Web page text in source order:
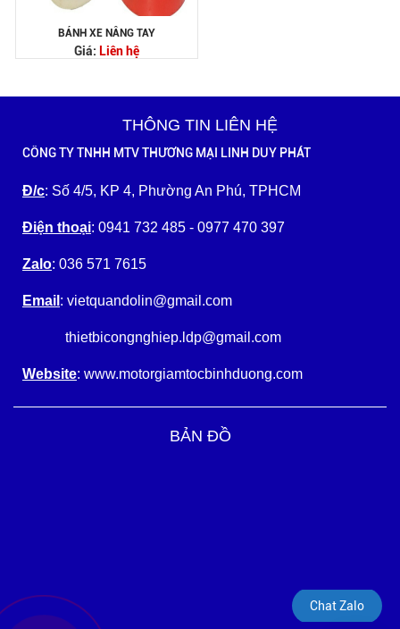
BÁNH XE NÂNG TAY
Giá: Liên hệ
THÔNG TIN LIÊN HỆ
CÔNG TY TNHH MTV THƯƠNG MẠI LINH DUY PHÁT
Đ/c: Số 4/5, KP 4, Phường An Phú, TPHCM
Điện thoại: 0941 732 485 - 0977 470 397
Zalo: 036 571 7615
Email : vietquandolin@gmail.com
thietbicongnghiep.ldp@gmail.com
Website: www.motorgiamtocbinhduong.com
BẢN ĐỒ
Chat Zalo